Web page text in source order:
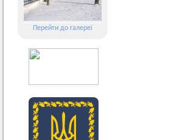
Перейти до галереї